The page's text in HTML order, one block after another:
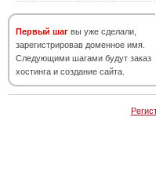
Первый шаг вы уже сделали,
зарегистрировав доменное имя.
Следующими шагами будут заказ
хостинга и создание сайта.